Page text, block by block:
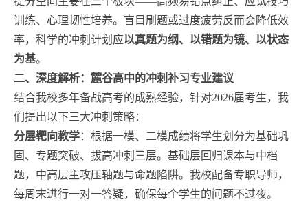
训练、心理韧性培养。盲目刷题或过度疲劳反而会降低效
率，科学的冲刺计划应以真题为纲、以错题为镜、以状态
为基。
二、深度解析：麓谷高中的冲刺补习专业建议
结合我校多年备战高考的成熟经验，针对2026届考生，我
们提出以下三大冲刺策略：
分层靶向教学：根据一模、二模成绩将学生划分为基础巩
固、专题突破、拔高冲刺三层。基础层回归课本与中档
题，中高层主攻压轴题与命题陷阱。我校配备专职导师，
每周末进行一对一答疑，确保每个学生的问题不过夜。